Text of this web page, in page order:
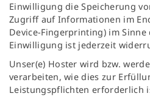
Einwilligung die Speicherung
Zugriff auf Informationen im
Device-Fingerprinting) im Sinne
Einwilligung ist jederzeit
Unser(e) Hoster wird bzw.
verarbeiten, wie dies zur
Leistungspflichten erforderlich